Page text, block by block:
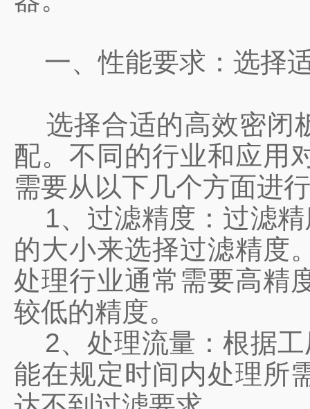
一、性能要求：选择
选择合适的高效密闭
配。不同的行业和应用
需要从以下几个方面进
1、过滤精度：过滤精
的大小来选择过滤精度
处理行业通常需要高精
较低的精度。
2、处理流量：根据工
能在规定时间内处理所